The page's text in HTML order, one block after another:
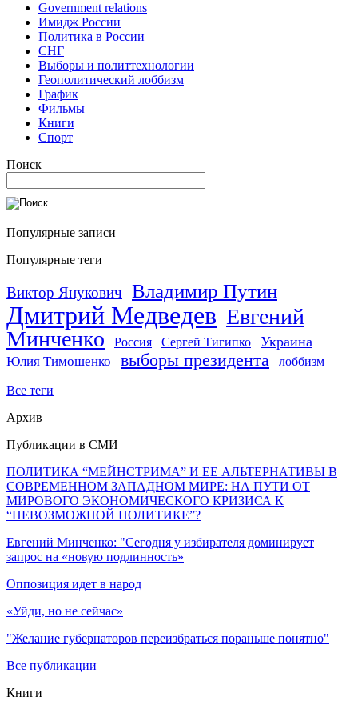
Government relations
Имидж России
Политика в России
СНГ
Выборы и политтехнологии
Геополитический лоббизм
График
Фильмы
Книги
Спорт
Поиск
Популярные записи
Популярные теги
Виктор Янукович Владимир Путин
Дмитрий Медведев Евгений
Минченко
Россия Сергей Тигипко Украина
Юлия Тимошенко выборы президента лоббизм
Все теги
Архив
Публикации в СМИ
ПОЛИТИКА “МЕЙНСТРИМА” И ЕЕ АЛЬТЕРНАТИВЫ В
СОВРЕМЕННОМ ЗАПАДНОМ МИРЕ: НА ПУТИ ОТ
МИРОВОГО ЭКОНОМИЧЕСКОГО КРИЗИСА К
“НЕВОЗМОЖНОЙ ПОЛИТИКЕ”?
Евгений Минченко: "Сегодня у избирателя доминирует
запрос на «новую подлинность»
Оппозиция идет в народ
«Уйди, но не сейчас»
"Желание губернаторов переизбраться пораньше понятно"
Все публикации
Книги